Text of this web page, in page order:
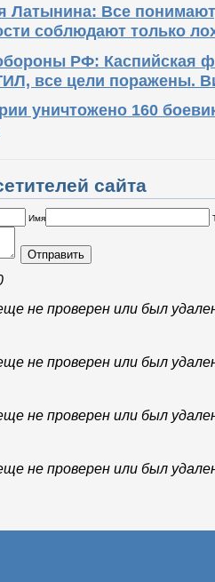
Латынина: Все
соблюдают только
РФ: Каспийская
все цели поражены.
уничтожено 160
сайта
Имя
Отправить
не проверен или был
не проверен или был
не проверен или был
не проверен или был